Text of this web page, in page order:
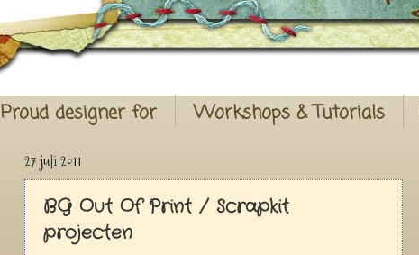
Proud designer for Workshops & Tutorials
27 juli 2011
BG Out Of Print / Scrapkit
projecten